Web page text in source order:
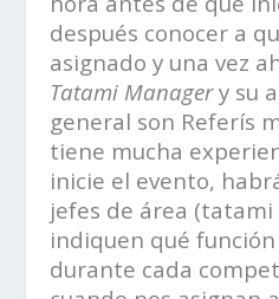
después conocer a
asignado y una vez
Tatami Managery su
general son Referís
tiene mucha
inicie el evento,
jefes de área
indiquen qué
durante cada